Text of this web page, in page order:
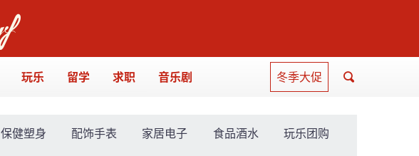
玩乐 留学 求职 音乐剧 冬季大促
保健塑身 配饰手表 家居电子 食品酒水 玩乐团购